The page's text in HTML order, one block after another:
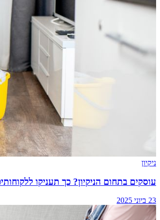
ניקיון
עוסקים בתחום הניקיון? כך תעניקו
23 ביוני 2025